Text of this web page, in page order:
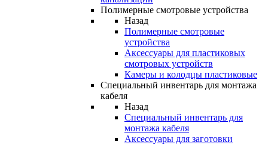
Полимерные смотровые устройства
Назад
Полимерные смотровые
устройства
Аксессуары для пластиковых
смотровых устройств
Камеры и колодцы пластиковые
Специальный инвентарь для монтажа
кабеля
Назад
Специальный инвентарь для
монтажа кабеля
Аксессуары для заготовки